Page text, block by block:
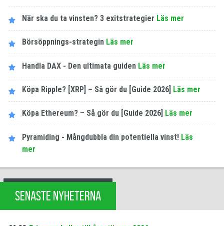
När ska du ta vinsten? 3 exitstrategier Läs mer
Börsöppnings-strategin Läs mer
Handla DAX - Den ultimata guiden Läs mer
Köpa Ripple? [XRP] – Så gör du [Guide 2026] Läs mer
Köpa Ethereum? – Så gör du [Guide 2026] Läs mer
Pyramiding - Mångdubbla din potentiella vinst! Läs
mer
SENASTE NYHETERNA